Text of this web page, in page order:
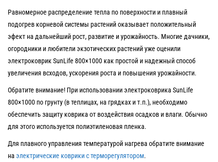
Равномерное распределение тепла по поверхности и плавный
подогрев корневой системы растений оказывает положительный
эфект на дальнейший рост, развитие и урожайность. Многие дачники,
огородники и любители экзотических растений уже оценили
электроковрик SunLife 800×1000 как простой и надежный способ
увеличения всходов, ускорения роста и повышения урожайности.
Обратите внимание! При использовании электроковрика SunLife
800×1000 по грунту (в теплицах, на грядках и т.п.), необходимо
обеспечить защиту коврика от воздействия осадков и влаги. Обычно
для этого используется полиэтиленовая пленка.
Для плавного управления температурой нагрева обратите внимание
на электрические коврики с терморегулятором.